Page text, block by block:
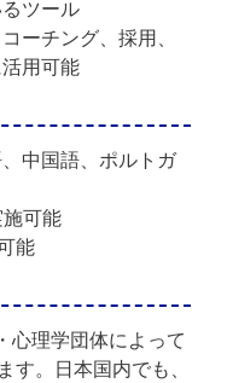
ツール
ーチング、採用、
用可能
中国語、ポルトガ
可能
能
心理学団体によって
す。日本国内でも、